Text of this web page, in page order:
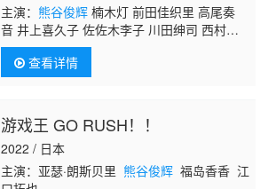
主演： 熊谷俊辉楠木灯 前田佳织里 高尾奏
音 井上喜久子 佐佐木李子 川田绅司 西村知
道 关根明良
查看详情
游戏王 GO RUSH！！
2022 / 日本
主演：亚瑟·朗斯贝里 熊谷俊辉福岛香香 江